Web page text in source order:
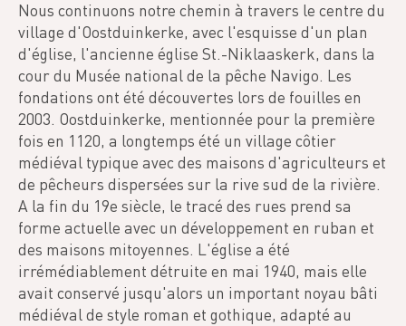
Nous continuons notre chemin à travers le centre du
village d'Oostduinkerke, avec l'esquisse d'un plan
d'église, l'ancienne église St.-Niklaaskerk, dans la
cour du Musée national de la pêche Navigo. Les
fondations ont été découvertes lors de fouilles en
2003. Oostduinkerke, mentionnée pour la première
fois en 1120, a longtemps été un village côtier
médiéval typique avec des maisons d'agriculteurs et
de pêcheurs dispersées sur la rive sud de la rivière.
A la fin du 19e siècle, le tracé des rues prend sa
forme actuelle avec un développement en ruban et
des maisons mitoyennes. L'église a été
irrémédiablement détruite en mai 1940, mais elle
avait conservé jusqu'alors un important noyau bâti
médiéval de style roman et gothique, adapté au